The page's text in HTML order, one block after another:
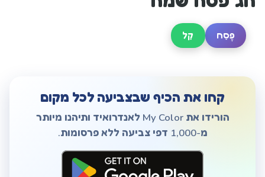
פֶּסַח קַל
קחו את הכיף שבצביעה לכל מקום
הורידו את My Color לאנדרואיד ותיהנו מיותר
מ-1,000 דפי צביעה ללא פרסומות.